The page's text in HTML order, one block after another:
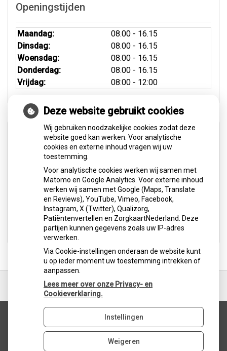
Openingstijden
Maandag:
08.00 - 16.15
Dinsdag:
08.00 - 16.15
Woensdag:
08.00 - 16.15
Donderdag:
08.00 - 16.15
Vrijdag:
08:00 - 12:00
Aangesloten bij:
de
Uw Zorg Online|Beheer
Deze website gebruikt cookies
Wij gebruiken noodzakelijke cookies zodat deze
website goed kan werken. Voor analytische
cookies en externe inhoud vragen wij uw
toestemming.
Voor analytische cookies werken wij samen met
Matomo en Google Analytics. Voor externe inhoud
werken wij samen met Google (Maps, Translate
en Reviews), YouTube, Vimeo, Facebook,
Instagram, X (Twitter), Qualizorg,
Patiëntenvertellen en ZorgkaartNederland. Deze
partijen kunnen gegevens zoals uw IP-adres
verwerken.
Via Cookie-instellingen onderaan de website kunt
u op ieder moment uw toestemming intrekken of
aanpassen.
Lees meer over onze Privacy- en
Cookieverklaring.
Instellingen
Weigeren